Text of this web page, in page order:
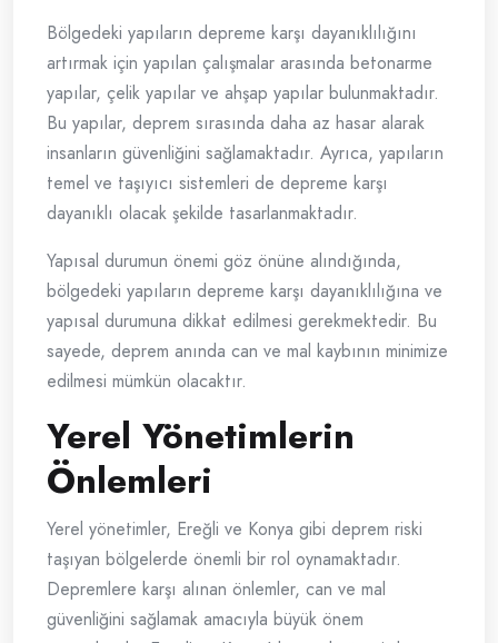
Bölgedeki yapıların depreme karşı dayanıklılığını
artırmak için yapılan çalışmalar arasında betonarme
yapılar, çelik yapılar ve ahşap yapılar bulunmaktadır.
Bu yapılar, deprem sırasında daha az hasar alarak
insanların güvenliğini sağlamaktadır. Ayrıca, yapıların
temel ve taşıyıcı sistemleri de depreme karşı
dayanıklı olacak şekilde tasarlanmaktadır.
Yapısal durumun önemi göz önüne alındığında,
bölgedeki yapıların depreme karşı dayanıklılığına ve
yapısal durumuna dikkat edilmesi gerekmektedir. Bu
sayede, deprem anında can ve mal kaybının minimize
edilmesi mümkün olacaktır.
Yerel Yönetimlerin
Önlemleri
Yerel yönetimler, Ereğli ve Konya gibi deprem riski
taşıyan bölgelerde önemli bir rol oynamaktadır.
Depremlere karşı alınan önlemler, can ve mal
güvenliğini sağlamak amacıyla büyük önem